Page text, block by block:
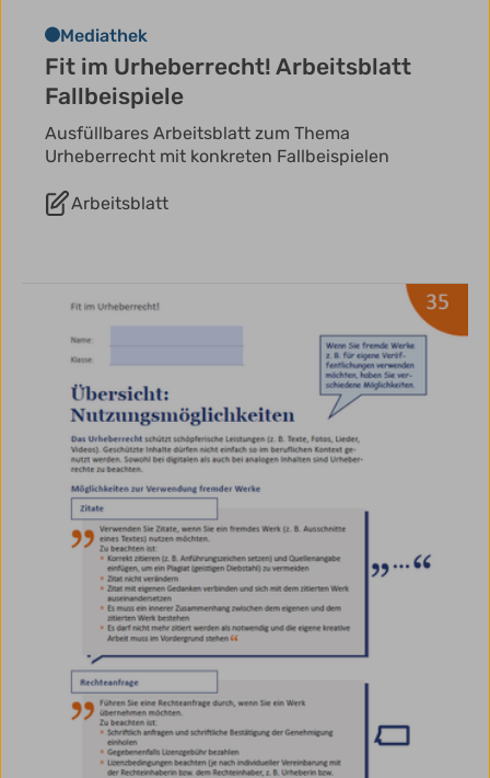
Mediathek
Fit im Urheberrecht! Arbeitsblatt
Fallbeispiele
Ausfüllbares Arbeitsblatt zum Thema
Urheberrecht mit konkreten Fallbeispielen
Arbeitsblatt